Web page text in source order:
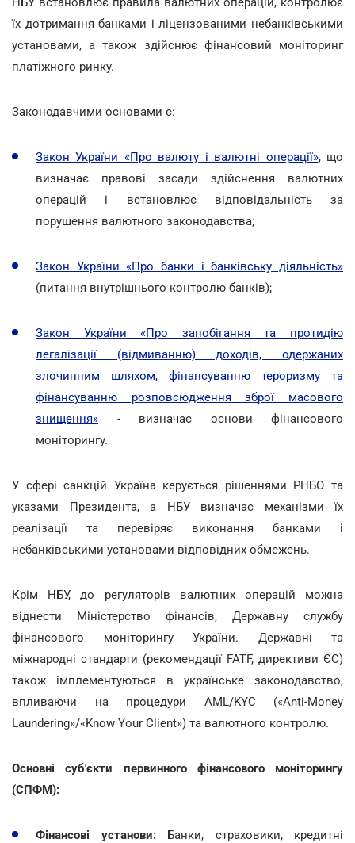
їх дотримання банками і ліцензованими небанківськими
установами, а також здійснює фінансовий моніторинг
платіжного ринку.
Законодавчими основами є:
Закон України «Про валюту і валютні операції», що
визначає правові засади здійснення валютних
операцій і встановлює відповідальність за
порушення валютного законодавства;
Закон України «Про банки і банківську діяльність»
(питання внутрішнього контролю банків);
Закон України «Про запобігання та протидію
легалізації (відмиванню) доходів, одержаних
злочинним шляхом, фінансуванню тероризму та
фінансуванню розповсюдження зброї масового
знищення» - визначає основи фінансового
моніторингу.
У сфері санкцій Україна керується рішеннями РНБО та
указами Президента, а НБУ визначає механізми їх
реалізації та перевіряє виконання банками і
небанківськими установами відповідних обмежень.
Крім НБУ, до регуляторів валютних операцій можна
віднести Міністерство фінансів, Державну службу
фінансового моніторингу України. Державні та
міжнародні стандарти (рекомендації FATF, директиви ЄС)
також імплементуються в українське законодавство,
впливаючи на процедури AML/KYC («Anti-Money
Laundering»/«Know Your Client») та валютного контролю.
Основні суб'єкти первинного фінансового моніторингу
(СПФМ):
Фінансові установи:Банки, страховики, кредитні